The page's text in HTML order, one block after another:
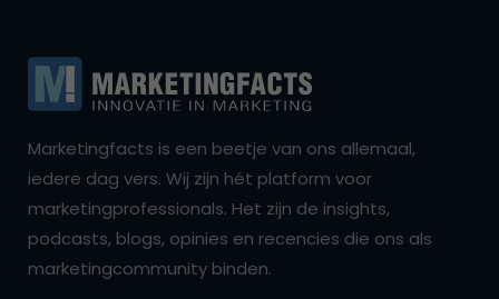
Marketingfacts is een beetje van ons allemaal,
iedere dag vers. Wij zijn hét platform voor
marketingprofessionals. Het zijn de insights,
podcasts, blogs, opinies en recencies die ons als
marketingcommunity binden.